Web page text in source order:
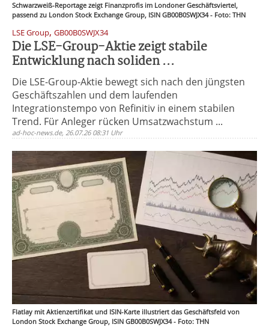
Schwarzweiß-Reportage zeigt Finanzprofis im Londoner Geschäftsviertel,
passend zu London Stock Exchange Group, ISIN GB00B0SWJX34 - Foto: THN
LSE Group, GB00B0SWJX34
Die LSE-Group-Aktie zeigt stabile
Entwicklung nach soliden ...
Die LSE-Group-Aktie bewegt sich nach den jüngsten
Geschäftszahlen und dem laufenden
Integrationstempo von Refinitiv in einem stabilen
Trend. Für Anleger rücken Umsatzwachstum ...
ad-hoc-news.de, 26.07.26 08:31 Uhr
Flatlay mit Aktienzertifikat und ISIN-Karte illustriert das Geschäftsfeld von
London Stock Exchange Group, ISIN GB00B0SWJX34 - Foto: THN